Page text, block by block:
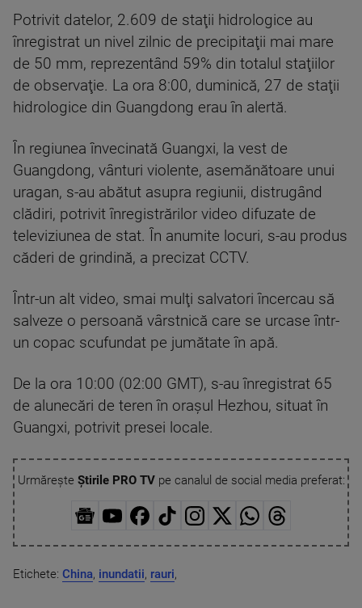
Potrivit datelor, 2.609 de staţii hidrologice au
înregistrat un nivel zilnic de precipitaţii mai mare
de 50 mm, reprezentând 59% din totalul staţiilor
de observaţie. La ora 8:00, duminică, 27 de staţii
hidrologice din Guangdong erau în alertă.
În regiunea învecinată Guangxi, la vest de
Guangdong, vânturi violente, asemănătoare unui
uragan, s-au abătut asupra regiunii, distrugând
clădiri, potrivit înregistrărilor video difuzate de
televiziunea de stat. În anumite locuri, s-au produs
căderi de grindină, a precizat CCTV.
Într-un alt video, smai mulţi salvatori încercau să
salveze o persoană vârstnică care se urcase într-
un copac scufundat pe jumătate în apă.
De la ora 10:00 (02:00 GMT), s-au înregistrat 65
de alunecări de teren în oraşul Hezhou, situat în
Guangxi, potrivit presei locale.
Urmărește Știrile PRO TVpe canalul de social media preferat:
Etichete: China, inundatii, rauri,